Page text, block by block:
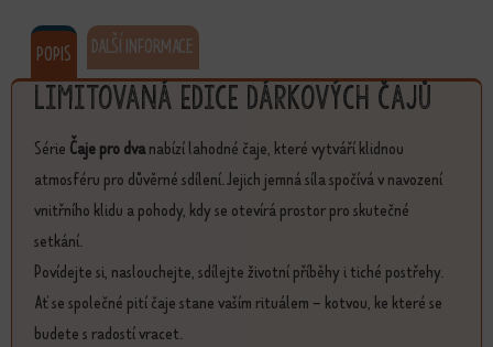
POPIS DALŠÍ INFORMACE
Limitovaná edice dárkových čajů
Série Čaje pro dvanabízí lahodné čaje, které vytváří klidnou
atmosféru pro důvěrné sdílení. Jejich jemná síla spočívá v navození
vnitřního klidu a pohody, kdy se otevírá prostor pro skutečné
setkání.
Povídejte si, naslouchejte, sdílejte životní příběhy i tiché postřehy.
Ať se společné pití čaje stane vaším rituálem – kotvou, ke které se
budete s radostí vracet.